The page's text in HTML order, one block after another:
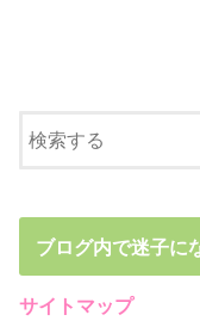
ブログ内で迷子に
サイトマップ